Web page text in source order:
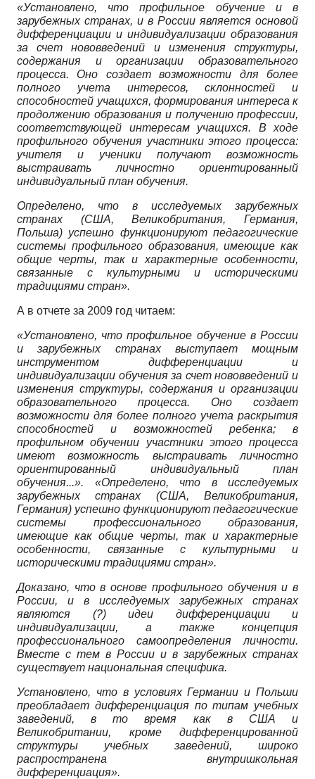
«Установлено, что профильное обучение и в
зарубежных странах, и в России является основой
дифференциации и индивидуализации образования
за счет нововведений и изменения структуры,
содержания и организации образовательного
процесса. Оно создает возможности для более
полного учета интересов, склонностей и
способностей учащихся, формирования интереса к
продолжению образования и получению профессии,
соответствующей интересам учащихся. В ходе
профильного обучения участники этого процесса:
учителя и ученики получают возможность
выстраивать личност­но ориентированный
индивидуальный план обучения.
Определено, что в исследуемых зарубежных
странах (США, Великобритания, Германия,
Польша) успешно функционируют педагогические
системы профильного образования, имеющие как
общие черты, так и характерные особенности,
связанные с культурными и историческими
традициями стран».
А в отчете за 2009 год читаем:
«Установлено, что профильное обучение в России
и зарубежных странах выступает мощным
инструментом дифференциации и
индивидуализации обучения за счет нововведений и
изменения структуры, содержания и организации
образовательного процесса. Оно создает
возможности для более полного учета раскрытия
способностей и возможностей ребенка; в
профильном обучении участники этого процесса
имеют возможность выстраивать личностно
ориентированный индивидуальный план
обучения...». «Определено, что в исследуемых
зарубежных странах (США, Великобритания,
Германия) успешно функционируют педагогические
системы профессионального образования,
имеющие как общие черты, так и характерные
особенности, связанные с культурными и
историческими традициями стран».
Доказано, что в основе профильного обучения и в
России, и в исследуемых зарубежных странах
являются (?) идеи дифференциации и
индивидуализации, а также концепция
профессионального самоопределения личности.
Вместе с тем в России и в зарубежных странах
существует национальная специфика.
Установлено, что в условиях Германии и Польши
преобладает дифференциация по типам учебных
заведений, в то время как в США и
Великобритании, кроме дифференцированной
структуры учебных заведений, широко
распространена внутришкольная
дифференциация».